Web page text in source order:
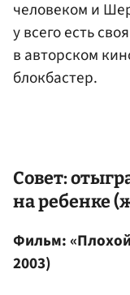
человеком и
у всего есть
в авторском
блокбастер.
Совет:
на ребенке
Фильм:
2003)